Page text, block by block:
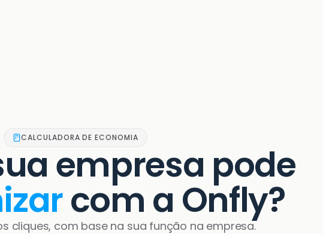
CALCULADORA DE ECONOMIA
empresa pode
com a Onfly?
cliques, com base na sua função na empresa.